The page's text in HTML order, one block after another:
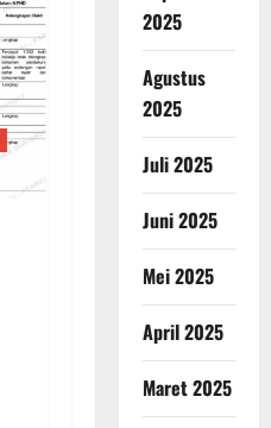
2025
Agustus
2025
Juli 2025
Juni 2025
Mei 2025
April 2025
Maret 2025